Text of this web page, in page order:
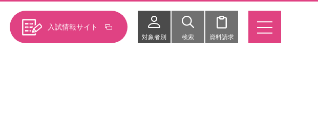
入試情報サイト
対象者別 検索 資料請求